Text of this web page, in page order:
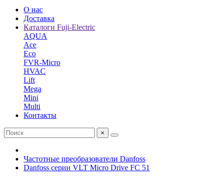
О нас
Доставка
Каталоги Fuji-Electric
AQUA
Ace
Eco
FVR-Micro
HVAC
Lift
Mega
Mini
Multi
Контакты
×
Частотные преобразователи Danfoss
Danfoss серии VLT Micro Drive FC 51